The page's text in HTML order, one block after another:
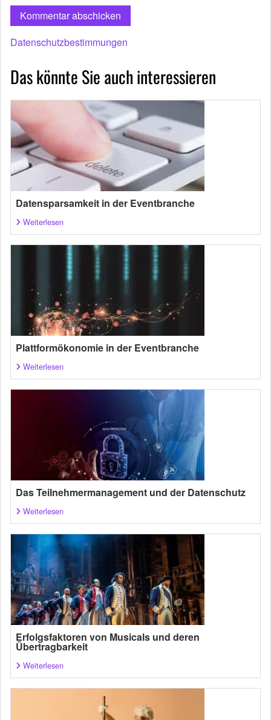
Datenschutzbestimmungen
Das könnte Sie auch interessieren
Datensparsamkeit in der Eventbranche
Weiterlesen
Plattformökonomie in der Eventbranche
Weiterlesen
Das Teilnehmermanagement und der Datenschutz
Weiterlesen
Erfolgsfaktoren von Musicals und deren
Übertragbarkeit
Weiterlesen